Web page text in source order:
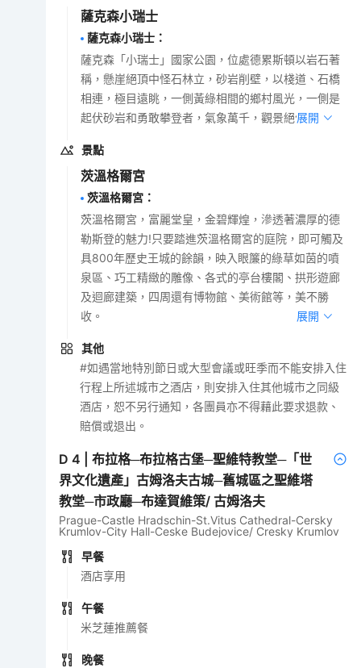
薩克森小瑞士
薩克森小瑞士 ：
薩克森「小瑞士」國家公園，位處德累斯頓以岩石著
稱，懸崖絕頂中怪石林立，砂岩削壁，以棧道、石橋
相連，極目遠眺，一側黃綠相間的鄉村風光，一側是
起伏砂岩和勇敢攀登者，氣象萬千，觀景絕佳。
展開
景點
茨溫格爾宮
茨溫格爾宮 ：
茨溫格爾宮，富麗堂皇，金碧輝煌，滲透著濃厚的德
勒斯登的魅力!只要踏進茨溫格爾宮的庭院，即可觸及
具800年歷史王城的餘韻，映入眼簾的綠草如茵的噴
泉區、巧工精緻的雕像、各式的亭台樓閣、拱形遊廊
及迴廊建築，四周還有博物館、美術館等，美不勝
收。
展開
其他
#如遇當地特別節日或大型會議或旺季而不能安排入住
行程上所述城市之酒店，則安排入住其他城市之同級
酒店，恕不另行通知，各團員亦不得藉此要求退款、
賠償或退出。
D4 |布拉格─布拉格古堡─聖維特教堂─「世
界文化遺產」古姆洛夫古城─舊城區之聖維塔
教堂─市政廳─布達賀維策/ 古姆洛夫
Prague-Castle Hradschin-St.Vitus Cathedral-Cersky
Krumlov-City Hall-Ceske Budejovice/ Cresky Krumlov
早餐
酒店享用
午餐
米芝蓮推薦餐
晚餐